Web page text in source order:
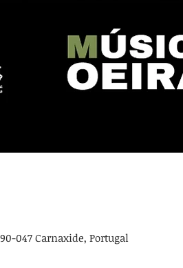
047 Carnaxide, Portugal